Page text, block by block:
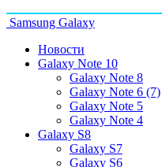
Samsung Galaxy
Новости
Galaxy Note 10
Galaxy Note 8
Galaxy Note 6 (7)
Galaxy Note 5
Galaxy Note 4
Galaxy S8
Galaxy S7
Galaxy S6